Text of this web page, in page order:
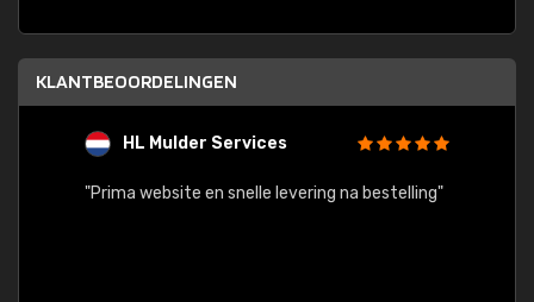
KLANTBEOORDELINGEN
HL Mulder Services
"Prima website en snelle levering na bestelling"